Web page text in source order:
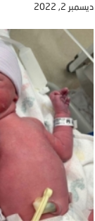
ديسمبر 2, 2022